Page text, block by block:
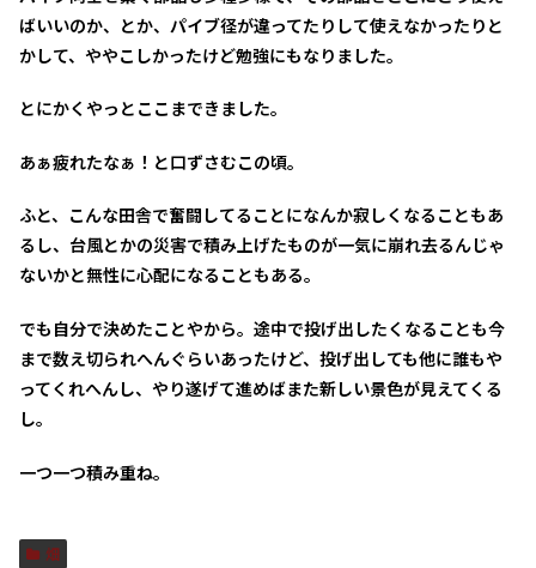
ばいいのか、とか、パイブ径が違ってたりして使えなかったりと
かして、ややこしかったけど勉強にもなりました。
とにかくやっとここまできました。
あぁ疲れたなぁ！と口ずさむこの頃。
ふと、こんな田舎で奮闘してることになんか寂しくなることもあ
るし、台風とかの災害で積み上げたものが一気に崩れ去るんじゃ
ないかと無性に心配になることもある。
でも自分で決めたことやから。途中で投げ出したくなることも今
まで数え切られへんぐらいあったけど、投げ出しても他に誰もや
ってくれへんし、やり遂げて進めばまた新しい景色が見えてくる
し。
一つ一つ積み重ね。
畑